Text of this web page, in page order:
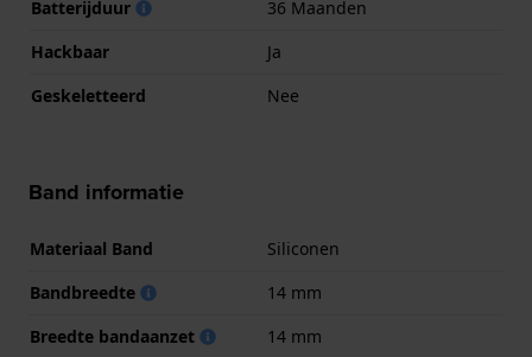
Batterijduur
36 Maanden
Hackbaar
Ja
Geskeletteerd
Nee
Band informatie
Materiaal Band
Siliconen
Bandbreedte
14 mm
Breedte bandaanzet
14 mm